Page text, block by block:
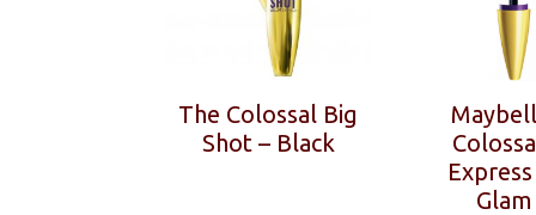
The Colossal Big
Shot – Black